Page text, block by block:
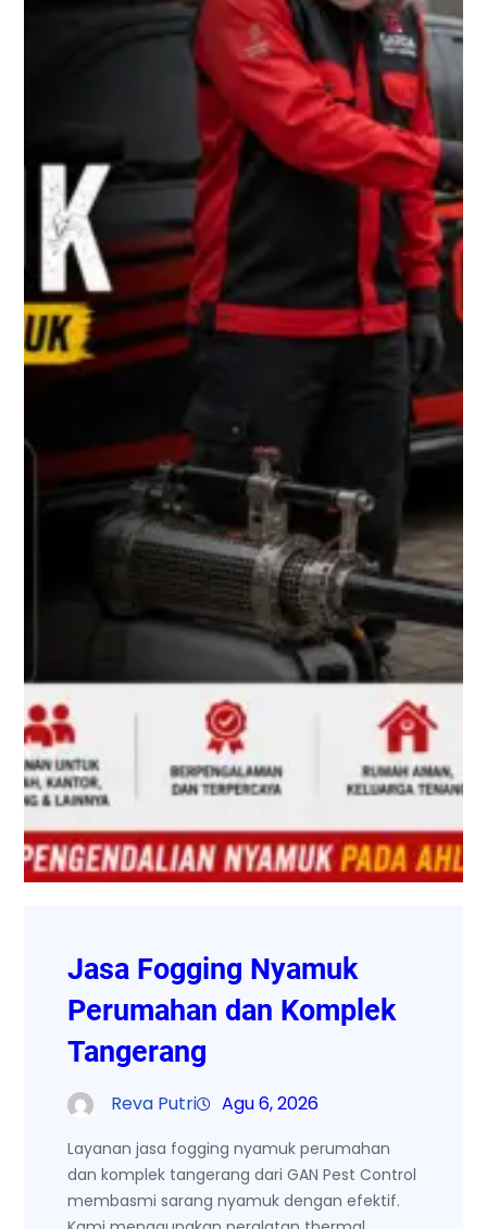
Jasa Fogging Nyamuk
Perumahan dan Komplek
Tangerang
Reva Putri Agu 6, 2026
Layanan jasa fogging nyamuk perumahan
dan komplek tangerang dari GAN Pest Control
membasmi sarang nyamuk dengan efektif.